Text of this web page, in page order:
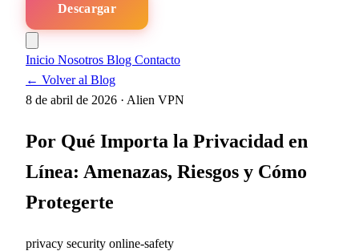
Descargar
Inicio Nosotros Blog Contacto
← Volver al Blog
8 de abril de 2026 · Alien VPN
Por Qué Importa la Privacidad en
Línea: Amenazas, Riesgos y Cómo
Protegerte
privacy security online-safety